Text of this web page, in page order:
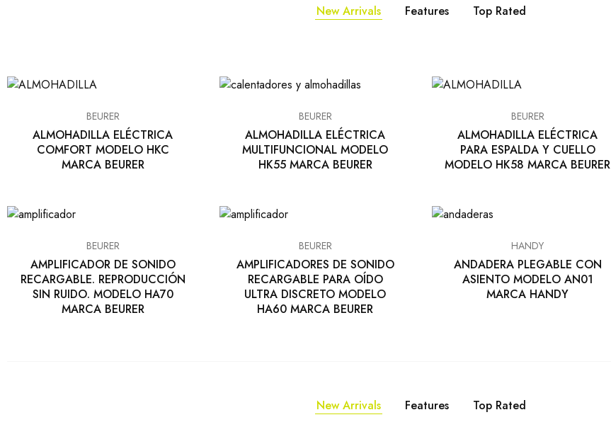
New Arrivals Features Top Rated
BEURER
ALMOHADILLA ELÉCTRICA
COMFORT MODELO HKC
MARCA BEURER
BEURER
ALMOHADILLA ELÉCTRICA
MULTIFUNCIONAL MODELO
HK55 MARCA BEURER
BEURER
ALMOHADILLA ELÉCTRICA
PARA ESPALDA Y CUELLO
MODELO HK58 MARCA BEURER
BEURER
AMPLIFICADOR DE SONIDO
RECARGABLE. REPRODUCCIÓN
SIN RUIDO. MODELO HA70
MARCA BEURER
BEURER
AMPLIFICADORES DE SONIDO
RECARGABLE PARA OÍDO
ULTRA DISCRETO MODELO
HA60 MARCA BEURER
HANDY
ANDADERA PLEGABLE CON
ASIENTO MODELO AN01
MARCA HANDY
New Arrivals Features Top Rated